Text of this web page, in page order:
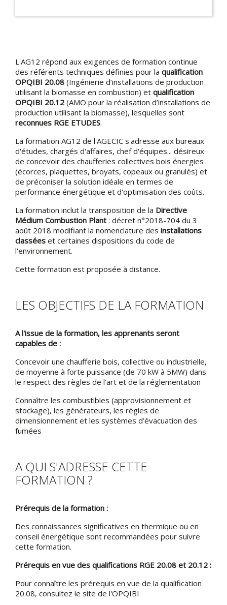
L'AG12 répond aux exigences de formation continue
des référents techniques définies pour la qualification
OPQIBI 20.08 (Ingénierie d’installations de production
utilisant la biomasse en combustion) et qualification
OPQIBI 20.12 (AMO pour la réalisation d’installations de
production utilisant la biomasse), lesquelles sont
reconnues RGE ETUDES.
La formation AG12 de l'AGECIC s'adresse aux bureaux
d'études, chargés d'affaires, chef d'équipes... désireux
de concevoir des chaufferies collectives bois énergies
(écorces, plaquettes, broyats, copeaux ou granulés) et
de préconiser la solution idéale en termes de
performance énergétique et d'optimisation des coûts.
La formation inclut la transposition de la Directive
Médium Combustion Plant : décret n°2018-704 du 3
août 2018 modifiant la nomenclature des installations
classées et certaines dispositions du code de
l'environnement.
Cette formation est proposée à distance.
LES OBJECTIFS DE LA FORMATION
A l'issue de la formation, les apprenants seront
capables de :
Concevoir une chaufferie bois, collective ou industrielle,
de moyenne à forte puissance (de 70 kW à 5MW) dans
le respect des règles de l’art et de la réglementation
Connaître les combustibles (approvisionnement et
stockage), les générateurs, les règles de
dimensionnement et les systèmes d’évacuation des
fumées
A QUI S'ADRESSE CETTE
FORMATION ?
Prérequis de la formation :
Des connaissances significatives en thermique ou en
conseil énergétique sont recommandées pour suivre
cette formation.
Prérequis en vue des qualifications RGE 20.08 et 20.12 :
Pour connaître les prérequis en vue de la qualification
20.08, consultez le site de l'OPQIBI